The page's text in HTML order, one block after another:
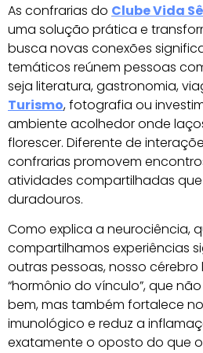
As confrarias do Clube Vida
uma solução prática e
busca novas conexões
temáticos reúnem pessoas
seja literatura, gastronomia,
Turismo, fotografia ou
ambiente acolhedor onde
florescer. Diferente de
confrarias promovem
atividades compartilhadas
duradouros.
Como explica a neurociência,
compartilhamos experiências
outras pessoas, nosso cérebro
“hormônio do vínculo”, que
bem, mas também fortalece
imunológico e reduz a
exatamente o oposto do que